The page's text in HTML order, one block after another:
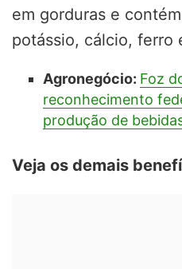
em gorduras e
potássio, cálcio, ferro
Agronegócio: Foz
reconhecimento
produção de
Veja os demais